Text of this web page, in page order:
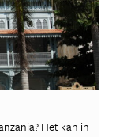
Het kan in